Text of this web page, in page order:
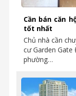
Cần bán căn
tốt nhất
Chủ nhà cần
cư Garden Gate
phường…